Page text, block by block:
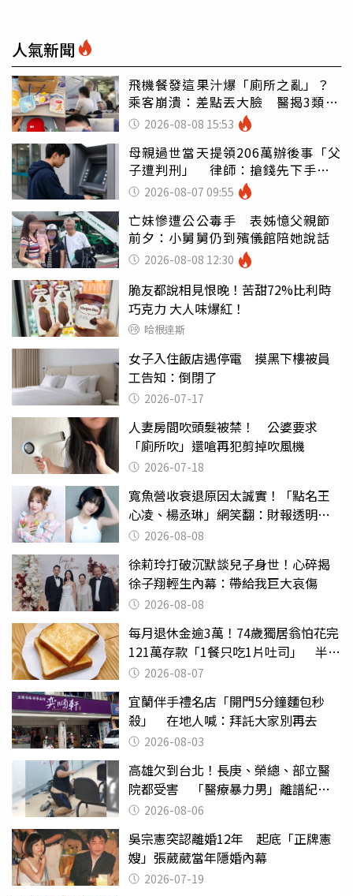
人氣新聞
飛機餐發這果汁爆「廁所之亂」？
乘客崩潰：差點丟大臉 醫揭3類人
別亂喝
2026-08-08 15:53
母親過世當天提領206萬辦後事「父
子遭判刑」 律師：搶錢先下手是
罪 2026-08-07 09:55
亡妹慘遭公公毒手 表姊憶父親節
前夕：小舅舅仍到殯儀館陪她說話
2026-08-08 12:30
脆友都說相見恨晚！苦甜72%比利時
巧克力 大人味爆紅！
哈根達斯
女子入住飯店遇停電 摸黑下樓被員
工告知：倒閉了
2026-07-17
人妻房間吹頭髮被禁！ 公婆要求
「廁所吹」還嗆再犯剪掉吹風機
2026-07-18
寬魚營收衰退原因太誠實！「點名王
心凌、楊丞琳」網笑翻：財報透明度
滿分2026-08-08
徐莉玲打破沉默談兒子身世！心碎揭
徐子翔輕生內幕：帶給我巨大哀傷
2026-08-08
每月退休金逾3萬！74歲獨居翁怕花完
121萬存款「1餐只吃1片吐司」 半年
後暴瘦嚇壞女兒
2026-08-07
宜蘭伴手禮名店「開門5分鐘麵包秒
殺」 在地人喊：拜託大家別再去
2026-08-03
高雄欠到台北！長庚、榮總、部立醫
院都受害 「醫療暴力男」離譜紀錄
曝光2026-08-06
吳宗憲突認離婚12年 起底「正牌憲
嫂」張葳葳當年隱婚內幕
2026-07-19